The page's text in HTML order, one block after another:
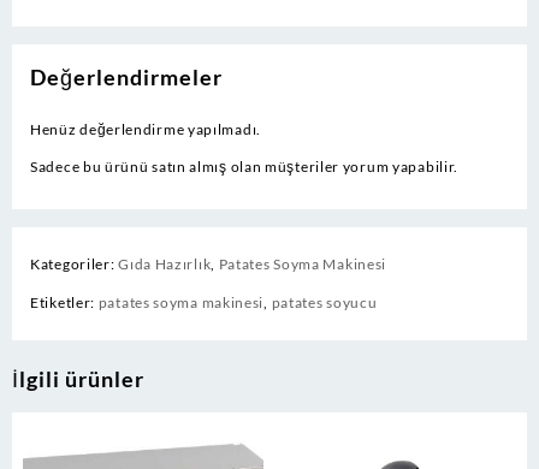
Değerlendirmeler
Henüz değerlendirme yapılmadı.
Sadece bu ürünü satın almış olan müşteriler yorum yapabilir.
Kategoriler:Gıda Hazırlık Patates Soyma Makinesi
Etiketler: patates soyma makinesi patates soyucu
İlgili ürünler